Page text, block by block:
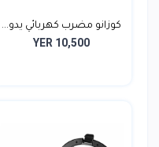
كوزانو مضرب كهربائي يدو...
YER 10,500